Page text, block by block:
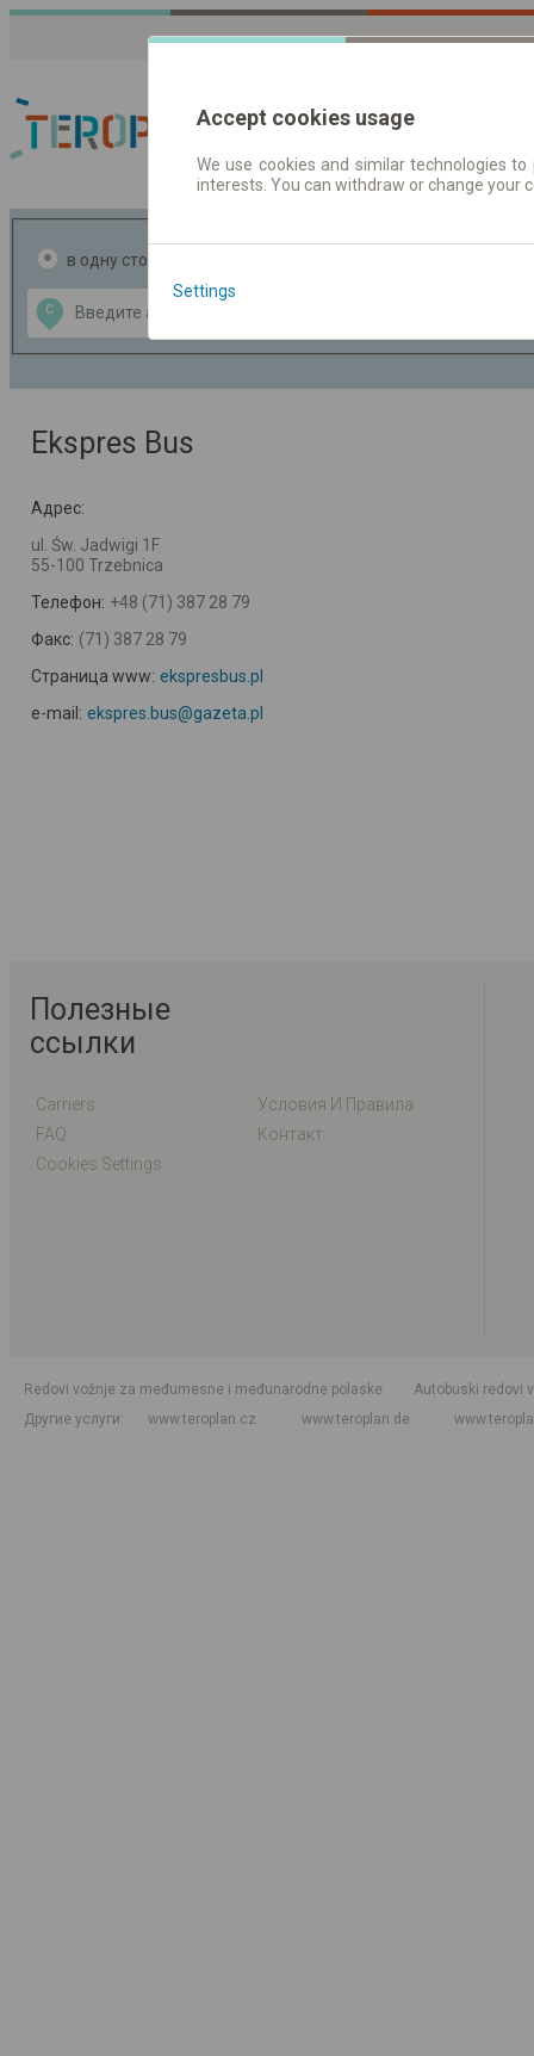
Расписания
в одну сторону
С
Data CC-BY-SA
OpenStreetMap
GeoLite data by
Ekspres Bus
Адрес:
ul. Św. Jadwigi 1F
55-100 Trzebnica
Телефон: +48 (71) 387 28 79
Факс: (71) 387 28 79
Страница www: ekspresbus.pl
e-mail: ekspres.bus@gazeta.pl
Полезные
ссылки
Carriers
Условия И Правила
FAQ
Контакт
Cookies Settings
Redovi vožnje za međumesne i međunarodne polaske
Autobuski redovi
Другие услуги
www.teroplan.cz www.teroplan.de
Accept cookies usage
We use cookies and similar technologies
interests. You can withdraw or change
Settings